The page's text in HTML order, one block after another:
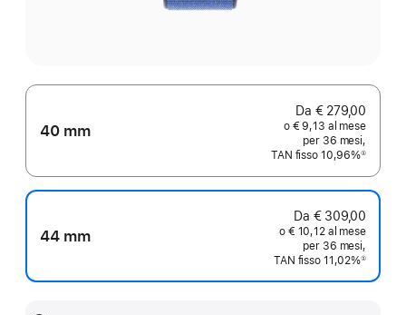
40 mm
Da € 279,00
o € 9,13 al mese
per 36 mesi,
TAN fisso 10,96%①
44 mm
Da € 309,00
o € 10,12 al mese
per 36 mesi,
TAN fisso 11,02%①